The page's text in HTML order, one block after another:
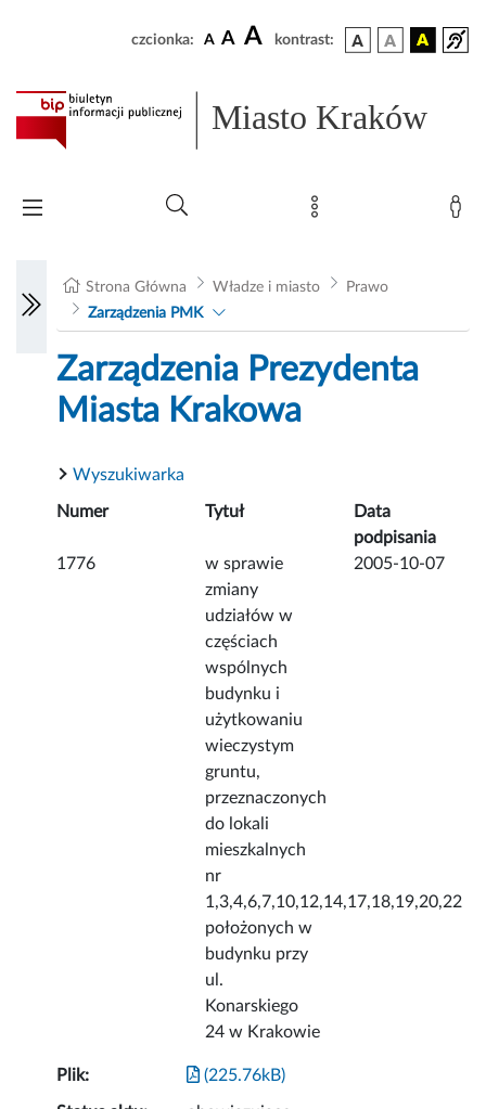
czcionka: A A A kontrast:
Miasto Kraków
Strona Główna Władze i miasto
Prawo
Zarządzenia PMK
Zarządzenia Prezydenta
Miasta Krakowa
Wyszukiwarka
Numer Tytuł
Data
podpisania
1776
w sprawie
zmiany
udziałów w
częściach
wspólnych
budynku i
użytkowaniu
wieczystym
gruntu,
przeznaczonych
do lokali
mieszkalnych
nr
1,3,4,6,7,10,12,14,17,18,19,20,22
położonych w
budynku przy
ul.
Konarskiego
24 w Krakowie
2005-10-07
Plik: (225.76kB)